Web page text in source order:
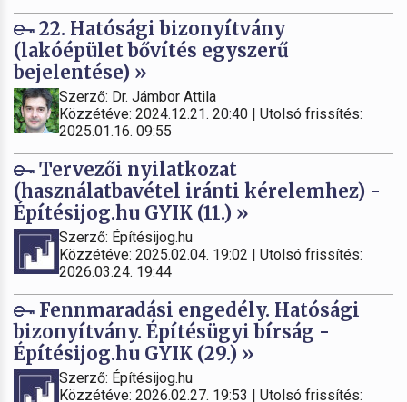
22. Hatósági bizonyítvány
(lakóépület bővítés egyszerű
bejelentése) »
Szerző: Dr. Jámbor Attila
Közzétéve: 2024.12.21. 20:40 | Utolsó frissítés:
2025.01.16. 09:55
Tervezői nyilatkozat
(használatbavétel iránti kérelemhez) -
Építésijog.hu GYIK (11.) »
Szerző: Építésijog.hu
Közzétéve: 2025.02.04. 19:02 | Utolsó frissítés:
2026.03.24. 19:44
Fennmaradási engedély. Hatósági
bizonyítvány. Építésügyi bírság -
Építésijog.hu GYIK (29.) »
Szerző: Építésijog.hu
Közzétéve: 2026.02.27. 19:53 | Utolsó frissítés: